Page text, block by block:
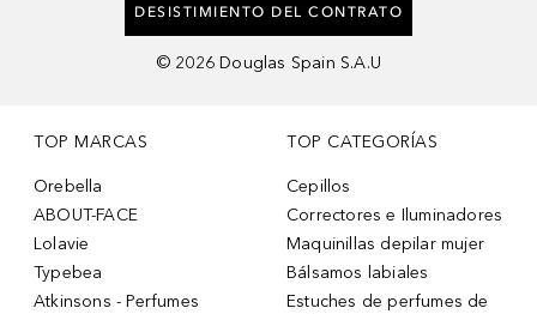
DESISTIMIENTO DEL CONTRATO
© 2026 Douglas Spain S.A.U
TOP MARCAS
Orebella
ABOUT-FACE
Lolavie
Typebea
Atkinsons - Perfumes
TOP CATEGORÍAS
Cepillos
Correctores e Iluminadores
Maquinillas depilar mujer
Bálsamos labiales
Estuches de perfumes de